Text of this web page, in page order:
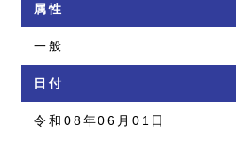
属性
一般
日付
令和08年06月01日